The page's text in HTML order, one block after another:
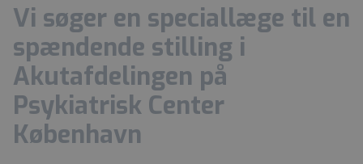
Vi søger en speciallæge til en
spændende stilling i
Akutafdelingen på
Psykiatrisk Center
København